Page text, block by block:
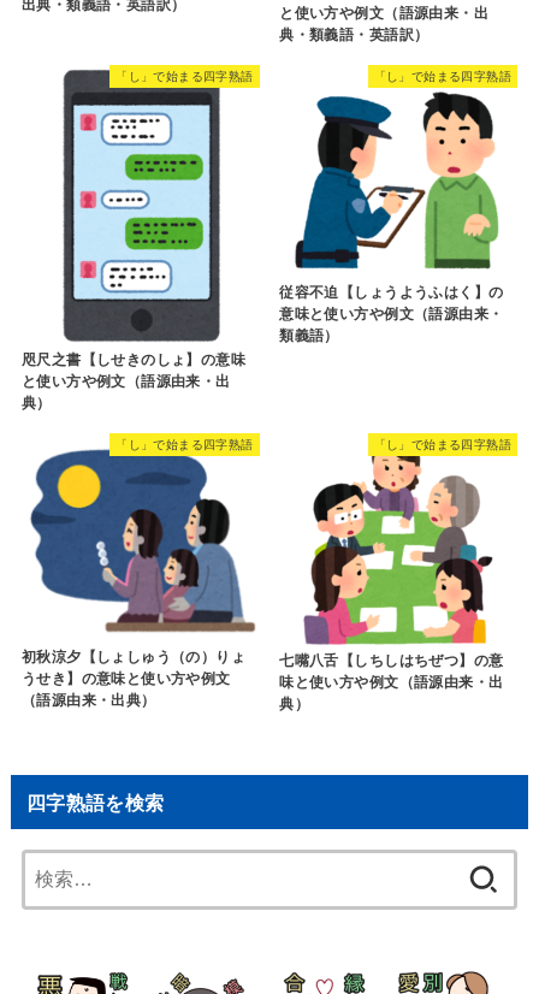
出典・類義語・英語訳）
と使い方や例文（語源由来・出
典・類義語・英語訳）
「し」で始まる四字熟語
咫尺之書【しせきのしょ】の意味
と使い方や例文（語源由来・出
典）
「し」で始まる四字熟語
従容不迫【しょうようふはく】の
意味と使い方や例文（語源由来・
類義語）
「し」で始まる四字熟語
初秋涼夕【しょしゅう（の）りょ
うせき】の意味と使い方や例文
（語源由来・出典）
「し」で始まる四字熟語
七嘴八舌【しちしはちぜつ】の意
味と使い方や例文（語源由来・出
典）
四字熟語を検索
索: